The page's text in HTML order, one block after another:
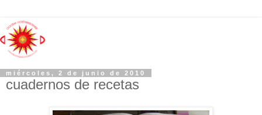
miércoles, 2 de junio de 2010
cuadernos de recetas